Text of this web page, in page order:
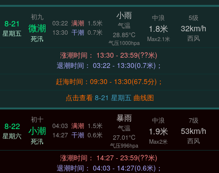
8-21
星期五
初九
微潮
死汛
03:22 满潮 1.5米
13:30 干潮 0.7米
小雨
气温
28.85°C
气压1000hpa
中浪
1.8米
Max2.1米
5级
32km/h
西风
涨潮时间： 13:30 - 23:59(??米)
退潮时间： 03:22 - 13:30(0.7米)；
赶海时间：09:30 - 13:30(67.5分)；
点击查看
8-21 星期五 曲线图
8-22
星期六
初十
小潮
死汛
04:03 满潮 1.5米
14:27 干潮 0.6米
暴雨
气温
27.01°C
气压996hpa
中浪
1.9米
Max2米
7级
53km/h
西风
涨潮时间： 14:27 - 23:59(??米)
退潮时间： 04:03 - 14:27(0.6米)；